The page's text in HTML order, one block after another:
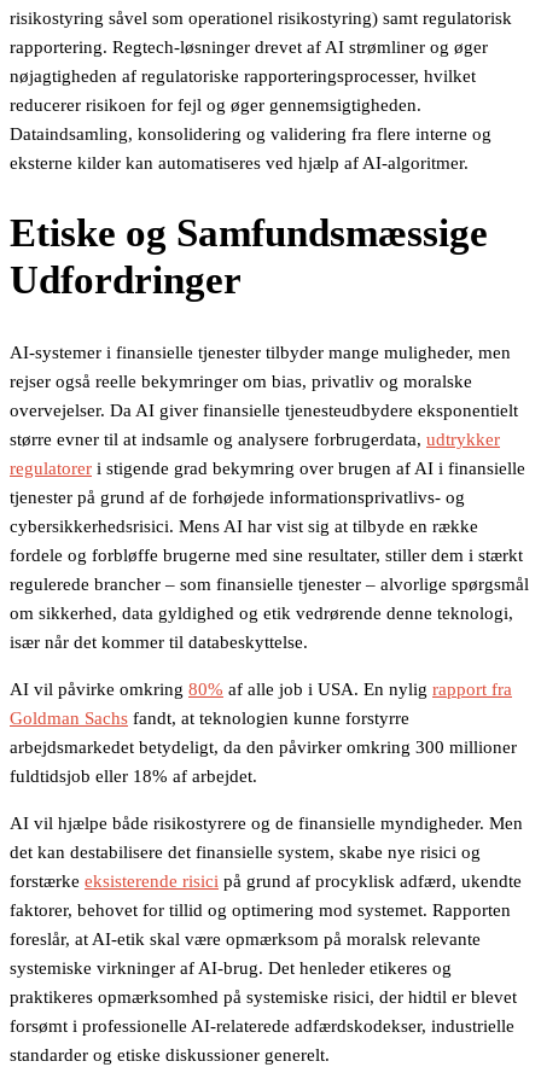
risikostyring såvel som operationel risikostyring) samt regulatorisk
rapportering. Regtech-løsninger drevet af AI strømliner og øger
nøjagtigheden af regulatoriske rapporteringsprocesser, hvilket
reducerer risikoen for fejl og øger gennemsigtigheden.
Dataindsamling, konsolidering og validering fra flere interne og
eksterne kilder kan automatiseres ved hjælp af AI-algoritmer.
Etiske og Samfundsmæssige
Udfordringer
AI-systemer i finansielle tjenester tilbyder mange muligheder, men
rejser også reelle bekymringer om bias, privatliv og moralske
overvejelser. Da AI giver finansielle tjenesteudbydere eksponentielt
større evner til at indsamle og analysere forbrugerdata, udtrykker
regulatorer i stigende grad bekymring over brugen af AI i finansielle
tjenester på grund af de forhøjede informationsprivatlivs- og
cybersikkerhedsrisici. Mens AI har vist sig at tilbyde en række
fordele og forbløffe brugerne med sine resultater, stiller dem i stærkt
regulerede brancher – som finansielle tjenester – alvorlige spørgsmål
om sikkerhed, data gyldighed og etik vedrørende denne teknologi,
især når det kommer til databeskyttelse.
AI vil påvirke omkring 80% af alle job i USA. En nylig rapport fra
Goldman Sachs fandt, at teknologien kunne forstyrre
arbejdsmarkedet betydeligt, da den påvirker omkring 300 millioner
fuldtidsjob eller 18% af arbejdet.
AI vil hjælpe både risikostyrere og de finansielle myndigheder. Men
det kan destabilisere det finansielle system, skabe nye risici og
forstærke eksisterende risici på grund af procyklisk adfærd, ukendte
faktorer, behovet for tillid og optimering mod systemet. Rapporten
foreslår, at AI-etik skal være opmærksom på moralsk relevante
systemiske virkninger af AI-brug. Det henleder etikeres og
praktikeres opmærksomhed på systemiske risici, der hidtil er blevet
forsømt i professionelle AI-relaterede adfærdskodekser, industrielle
standarder og etiske diskussioner generelt.